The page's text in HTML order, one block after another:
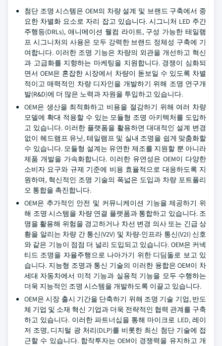
첨단 조명 시스템은 OEM의 차량 설계 및 브랜드 구축에서 중
요한 차별화 요소로 자리 잡고 있습니다. 시그니처 LED 주간
주행등(DRLs), 애니메이션 웰컴 라이트, 구성 가능한 테일램
프 시그니처의 사용은 모두 강력한 브랜드 정체성 구축에 기
여합니다. 이러한 조명 기능은 차량의 외관을 개선하고 혁신
과 고급화를 지향하는 마케팅을 지원합니다. 경쟁이 심화되
면서 OEM은 혼잡한 시장에서 차량이 돋보일 수 있도록 차별
적이고 매력적인 차량 디자인을 개발하기 위해 조명 연구개
발(R&D)에 더 많은 노력과 자원을 투입하고 있습니다.
OEM은 생산을 최적화하고 비용을 절감하기 위해 여러 차량
모델에 확대 적용할 수 있는 모듈형 조명 아키텍처를 도입하
고 있습니다. 이러한 플랫폼을 활용하면 대대적인 설계 변경
없이 헤드램프 유닛, 테일램프 및 실내 조명을 쉽게 맞춤화할
수 있습니다. 모듈형 설계는 유연한 제조를 지원할 뿐 아니라
제품 개발을 가속화합니다. 이러한 유연성은 OEM이 다양한
소비자 요구와 규제 기준에 비용 효율적으로 대응하도록 지
원하며, 혁신적인 조명 기술의 폭넓은 도입과 차량 포트폴리
오 통합을 촉진합니다.
OEM은 추가적인 안전 및 커뮤니케이션 기능을 제공하기 위
해 조명 시스템을 차량 연결 플랫폼과 통합하고 있습니다. 조
명을 활용해 위험을 경고하거나 차선 변경 의사 또는 긴급 상
황을 알리는 차량 간 통신(V2V) 및 차량-인프라 통신(V2I) 신호
와 같은 기능이 점점 더 널리 도입되고 있습니다. OEM은 커넥
티드 조명을 자율주행으로 나아가기 위한 디딤돌로 보고 있
습니다. 지능형 조명과 통신 기술의 이러한 융합은 OEM이 차
세대 자동차에서 미적 기능과 실용적 기능을 모두 수행하는
더욱 지능적인 조명 시스템을 개발하도록 이끌고 있습니다.
OEM은 시장 출시 기간을 단축하기 위해 조명 기술 기업, 반도
체 기업 및 소재 혁신 기업과 더욱 전략적인 협력 관계를 구축
하고 있습니다. 이러한 파트너십을 통해 마이크로 LED, 레이
저 조명, 디지털 광 처리(DLP)를 비롯한 최신 첨단 기술에 접
근할 수 있습니다. 합작투자는 OEM이 경쟁력을 유지하고 개